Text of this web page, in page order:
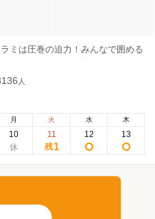
ミは圧巻の迫力！みんなで囲める
人
月
10
火
11
残1
水
12
木
13